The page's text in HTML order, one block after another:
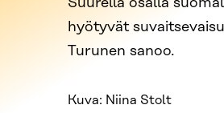
Suurella osalla
hyötyvät
Turunen sanoo.
Kuva: Niina Stolt